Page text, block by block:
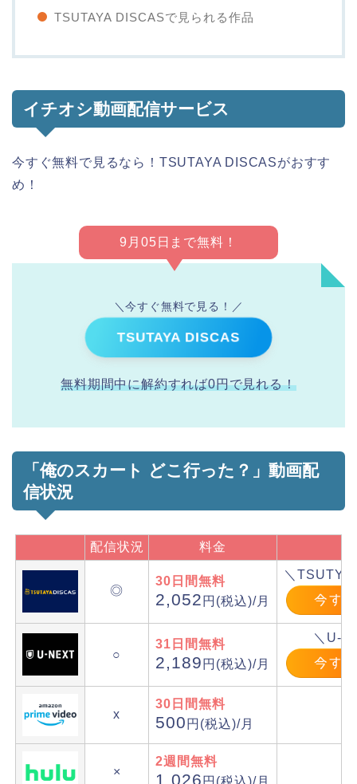
TSUTAYA DISCASで見られる作品
イチオシ動画配信サービス
今すぐ無料で見るなら！TSUTAYA DISCASがおすす
め！
9月05日まで無料！
＼今すぐ無料で見る！／
TSUTAYA DISCAS
無料期間中に解約すれば0円で見れる！
「俺のスカート どこ行った？」動画配
信状況
配信状況 料金
◎
30日間無料
2,052 円(税込)/月
＼
○
31日間無料
2,189 円(税込)/月
＼U-
x
30日間無料
500 円(税込)/月
×
2週間無料
1,026 円(税込)/月